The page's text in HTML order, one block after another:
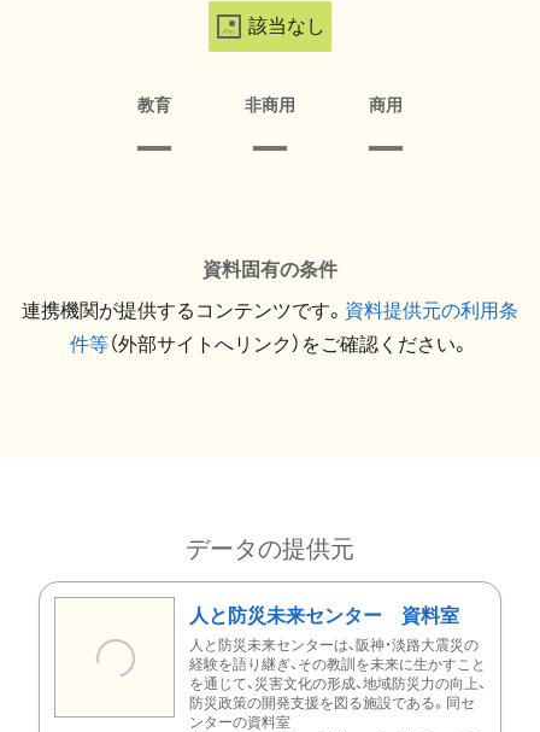
該当なし
教育 非商用 商用
資料固有の条件
連携機関が提供するコンテンツです。 資料提供元の利用条
件等（外部サイトへリンク）をご確認ください。
データの提供元
人と防災未来センター 資料室
人と防災未来センターは、阪神・淡路大震災の
経験を語り継ぎ、その教訓を未来に生かすこと
を通じて、災害文化の形成、地域防災力の向上、
防災政策の開発支援を図る施設である。同セ
ンターの資料室